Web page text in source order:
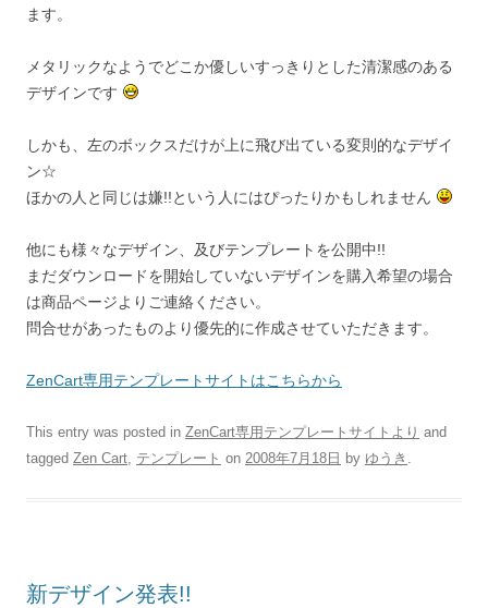
ます。
メタリックなようでどこか優しいすっきりとした清潔感のある
デザインです
しかも、左のボックスだけが上に飛び出ている変則的なデザイ
ン☆
ほかの人と同じは嫌!!という人にはぴったりかもしれません
他にも様々なデザイン、及びテンプレートを公開中!!
まだダウンロードを開始していないデザインを購入希望の場合
は商品ページよりご連絡ください。
問合せがあったものより優先的に作成させていただきます。
ZenCart専用テンプレートサイトはこちらから
This entry was posted in ZenCart専用テンプレートサイトより and
tagged Zen Cart, テンプレート on 2008年7月18日 by ゆうき .
新デザイン発表!!